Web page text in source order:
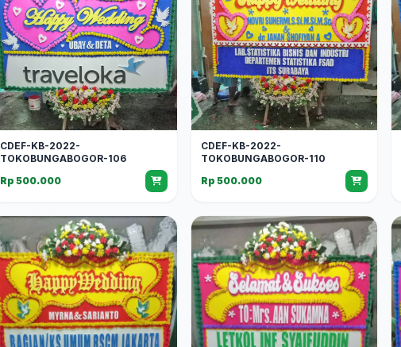
CDEF-KB-2022-
TOKOBUNGABOGOR-106
Rp 500.000
CDEF-KB-2022-
TOKOBUNGABOGOR-110
Rp 500.000